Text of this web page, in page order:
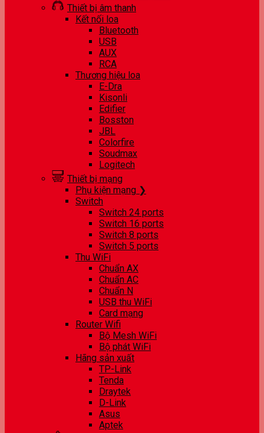
Thiết bị âm thanh
Kết nối loa
Bluetooth
USB
AUX
RCA
Thương hiệu loa
E-Dra
Kisonli
Edifier
Bosston
JBL
Colorfire
Soudmax
Logitech
Thiết bị mạng
Phụ kiện mạng ❯
Switch
Switch 24 ports
Switch 16 ports
Switch 8 ports
Switch 5 ports
Thu WiFi
Chuẩn AX
Chuẩn AC
Chuẩn N
USB thu WiFi
Card mạng
Router Wifi
Bộ Mesh WiFi
Bộ phát WiFi
Hãng sản xuất
TP-Link
Tenda
Draytek
D-Link
Asus
Aptek